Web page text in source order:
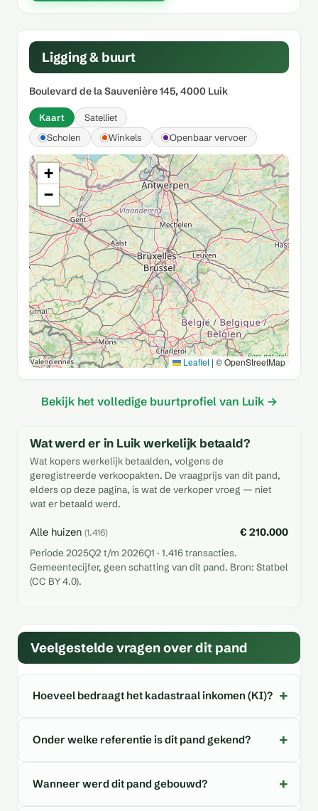
Ligging & buurt
Boulevard de la Sauvenière 145, 4000 Luik
Kaart
Satelliet
Scholen
Winkels Openbaar vervoer
+
−
Leaflet | © OpenStreetMap
Bekijk het volledige buurtprofiel van Luik →
Wat werd er in Luik werkelijk betaald?
Wat kopers werkelijk betaalden, volgens de
geregistreerde verkoopakten. De vraagprijs van dit pand,
elders op deze pagina, is wat de verkoper vroeg — niet
wat er betaald werd.
Alle huizen (1.416) € 210.000
Periode 2025Q2 t/m 2026Q1 · 1.416 transacties.
Gemeentecijfer, geen schatting van dit pand. Bron: Statbel
(CC BY 4.0).
Veelgestelde vragen over dit pand
Hoeveel bedraagt het kadastraal inkomen (KI)?
Onder welke referentie is dit pand gekend?
Wanneer werd dit pand gebouwd?